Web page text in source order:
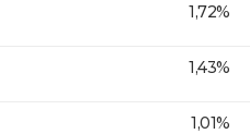
1,72%
1,43%
1,01%